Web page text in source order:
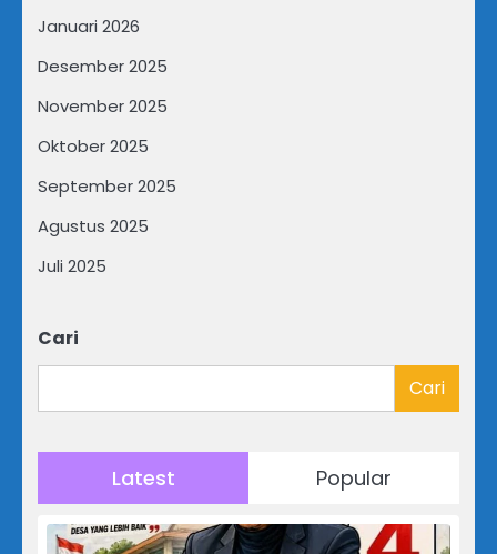
Januari 2026
Desember 2025
November 2025
Oktober 2025
September 2025
Agustus 2025
Juli 2025
Cari
Cari
Latest Popular